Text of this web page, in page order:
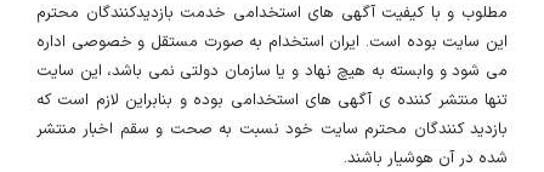
مطلوب و با کیفیت آگهی های استخدامی خدمت بازدیدکنندگان محترم
این سایت بوده است. ایران استخدام به صورت مستقل و خصوصی اداره
می شود و وابسته به هیچ نهاد و یا سازمان دولتی نمی باشد، این سایت
تنها منتشر کننده ی آگهی های استخدامی بوده و بنابراین لازم است که
بازدید کنندگان محترم سایت خود نسبت به صحت و سقم اخبار منتشر
شده در آن هوشیار باشند.